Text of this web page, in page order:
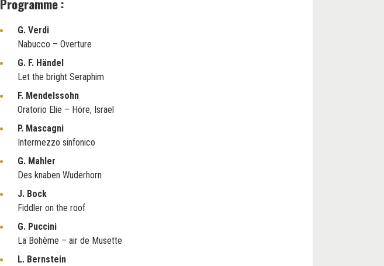
Programme :
G. Verdi
Nabucco – Overture
G. F. Händel
Let the bright Seraphim
F. Mendelssohn
Oratorio Elie – Höre, Israel
P. Mascagni
Intermezzo sinfonico
G. Mahler
Des knaben Wuderhorn
J. Bock
Fiddler on the roof
G. Puccini
La Bohème – air de Musette
L. Bernstein